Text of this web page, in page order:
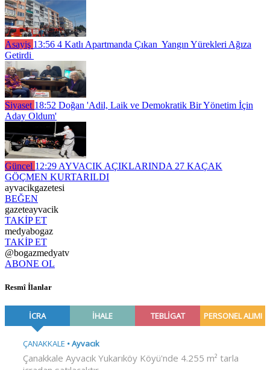
Asayiş 13:56 4 Katlı Apartmanda Çıkan Yangın Yürekleri Ağıza
Getirdi
Siyaset 18:52 Doğan 'Adil, Laik ve Demokratik Bir Yönetim İçin
Aday Oldum'
Güncel 12:29 AYVACIK AÇIKLARINDA 27 KAÇAK
GÖÇMEN KURTARILDI
ayvacikgazetesi
BEĞEN
gazeteayvacik
TAKİP ET
medyabogaz
TAKİP ET
@bogazmedyatv
ABONE OL
Resmî İlanlar